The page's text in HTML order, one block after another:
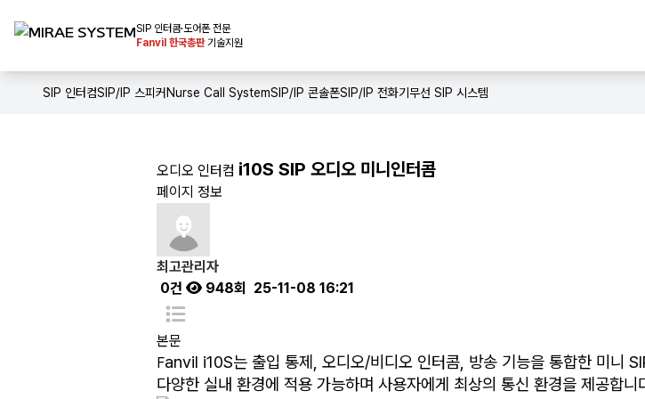
SIP 인터콤·도어폰 전문
Fanvil 한국총판기술지원
전체메뉴
SIP 인터컴SIP/IP 스피커 Nurse Call SystemSIP/IP 콘솔폰SIP/IP 전화기 무선 SIP 시스템
오디오 인터컴 i10S SIP 오디오 미니인터콤
페이지 정보
최고관리자
0건
948회 25-11-08 16:21
본문
Fanvil i10S는 출입 통제, 오디오/비디오 인터콤, 방송 기능을 통합한 미니
다양한 실내 환경에 적용 가능하며 사용자에게 최상의 통신 환경을 제공합니